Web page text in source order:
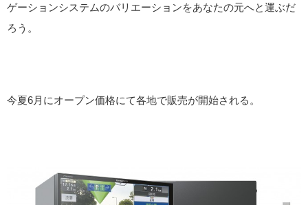
ゲーションシステムのバリエーションをあなたの元へと運ぶだ
ろう。
今夏6月にオープン価格にて各地で販売が開始される。